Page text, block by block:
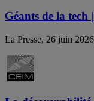
Géants de la
La Presse, 26 juin